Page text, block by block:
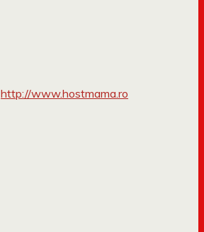
http://www.hostmama.ro